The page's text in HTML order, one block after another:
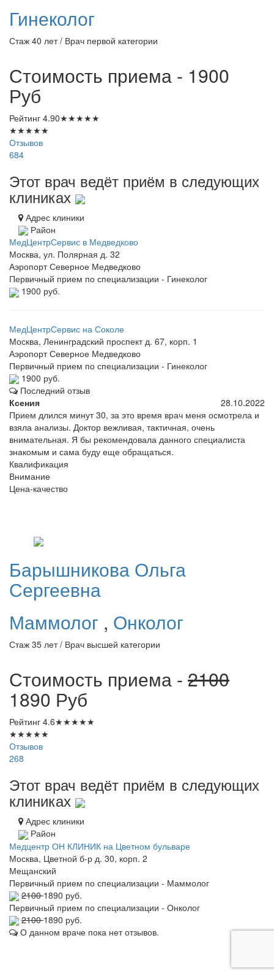
Гинеколог
Стаж 40 лет / Врач первой категории
Стоимость приема - 1900
Руб
Рейтинг 4.90★★★★★
★★★★★
Отзывов
684
Этот врач ведёт приём в следующих
клиниках
Адрес клиники
Район
МедЦентрСервис в Медведково
Москва, ул. Полярная д. 32
АэропортСеверное Медведково
Первичный прием по специализации - Гинеколог
1900 руб.
МедЦентрСервис на Соколе
Москва, Ленинградский проспект д. 67, корп. 1
АэропортСеверное Медведково
Первичный прием по специализации - Гинеколог
1900 руб.
Последний отзыв
Ксения
28.10.2022
Прием длился минут 30, за это время врач меня осмотрела и
взяла анализы. Доктор вежливая, тактичная, очень
внимательная. Я бы рекомендовала данного специалиста
знакомым и сама буду еще обращаться.
Квалификация
Внимание
Цена-качество
Барышникова Ольга
Сергеевна
Маммолог , Онколог
Стаж 35 лет / Врач высшей категории
Стоимость приема - 2100
1890 Руб
Рейтинг 4.6★★★★★
★★★★★
Отзывов
268
Этот врач ведёт приём в следующих
клиниках
Адрес клиники
Район
Медцентр ОН КЛИНИК на Цветном бульваре
Москва, Цветной б-р д. 30, корп. 2
Мещанский
Первичный прием по специализации - Маммолог
21001890 руб.
Первичный прием по специализации - Онколог
21001890 руб.
О данном враче пока нет отзывов.